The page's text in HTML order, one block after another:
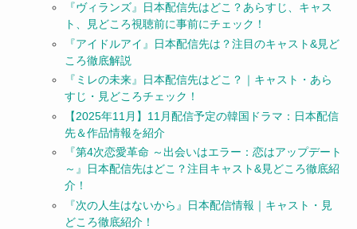
『ヴィランズ』日本配信先はどこ？あらすじ、キャス
ト、見どころ視聴前に事前にチェック！
『アイドルアイ』日本配信先は？注目のキャスト&見ど
ころ徹底解説
『ミレの未来』日本配信先はどこ？｜キャスト・あら
すじ・見どころチェック！
【2025年11月】11月配信予定の韓国ドラマ：日本配信
先＆作品情報を紹介
『第4次恋愛革命 ～出会いはエラー：恋はアップデート
～』日本配信先はどこ？注目キャスト&見どころ徹底紹
介！
『次の人生はないから』日本配信情報｜キャスト・見
どころ徹底紹介！